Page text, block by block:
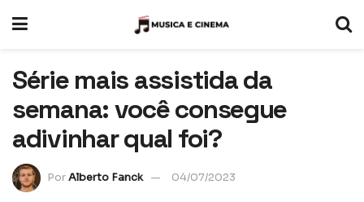
Série mais assistida da
semana: você consegue
adivinhar qual foi?
PorAlberto Fanck 04/07/2023